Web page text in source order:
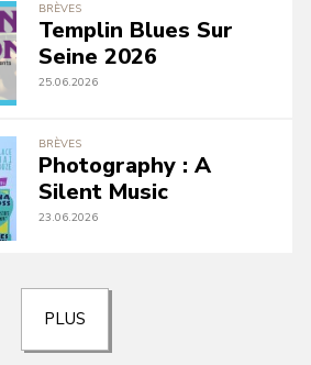
BRÈVES
Templin Blues Sur
Seine 2026
25.06.2026
BRÈVES
Photography : A
Silent Music
23.06.2026
PLUS